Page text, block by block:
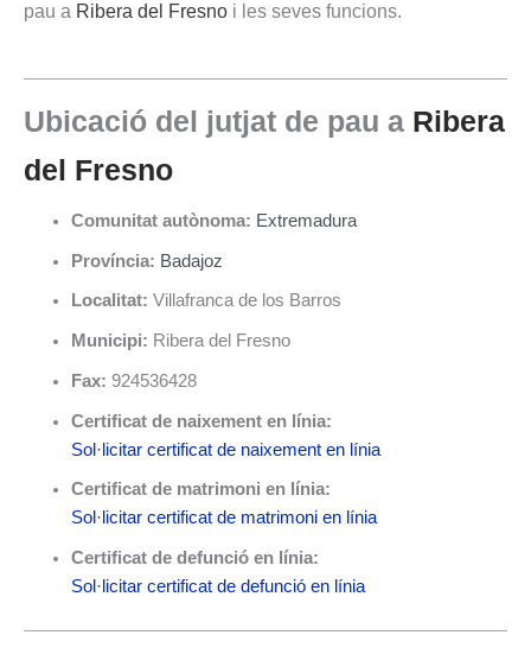
pau a Ribera del Fresno i les seves funcions.
Ubicació del jutjat de pau a Ribera
del Fresno
Comunitat autònoma: Extremadura
Província: Badajoz
Localitat: Villafranca de los Barros
Municipi: Ribera del Fresno
Fax: 924536428
Certificat de naixement en línia:
Sol·licitar certificat de naixement en línia
Certificat de matrimoni en línia:
Sol·licitar certificat de matrimoni en línia
Certificat de defunció en línia:
Sol·licitar certificat de defunció en línia